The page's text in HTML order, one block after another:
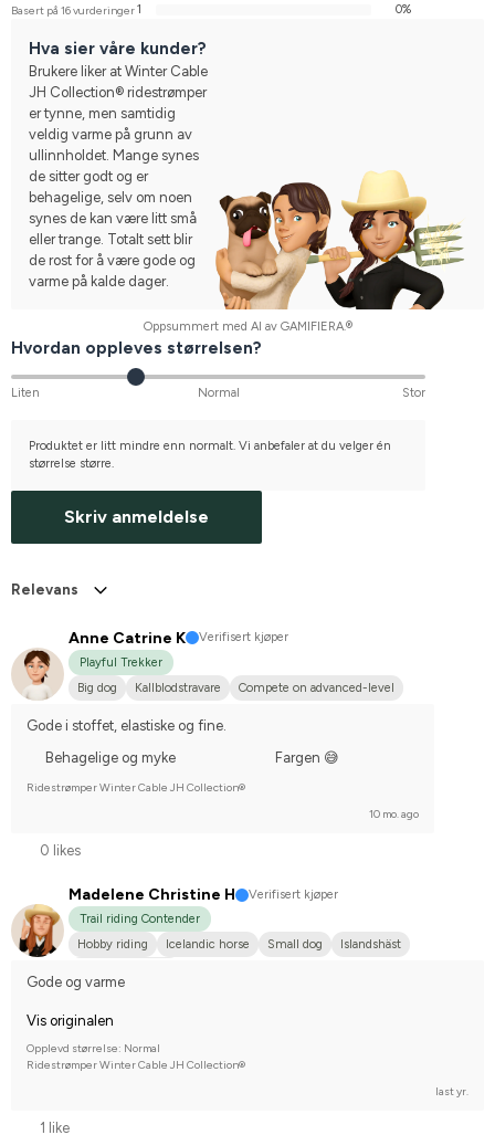
Basert på 16 vurderinger1
0%
Hva sier våre kunder?
Brukere liker at Winter Cable
JH Collection® ridestrømper
er tynne, men samtidig
veldig varme på grunn av
ullinnholdet. Mange synes
de sitter godt og er
behagelige, selv om noen
synes de kan være litt små
eller trange. Totalt sett blir
de rost for å være gode og
varme på kalde dager.
Oppsummert med AI av GAMIFIERA.®
Hvordan oppleves størrelsen?
Liten Normal Stor
Produktet er litt mindre enn normalt. Vi anbefaler at du velger én
størrelse større.
Skriv anmeldelse
Relevans
Anne Catrine K
Verifisert kjøper
Playful Trekker
Big dog
Kallblodstravare Compete on advanced-level
Gode i stoffet, elastiske og fine.
Behagelige og myke
Fargen 😅
Ridestrømper Winter Cable JH Collection®
10 mo. ago
0 likes
Madelene Christine H
Verifisert kjøper
Trail riding Contender
Hobby riding
Icelandic horse Small dog
Islandshäst
Gode og varme
Vis originalen
Opplevd størrelse: Normal
Ridestrømper Winter Cable JH Collection®
last yr.
1 like